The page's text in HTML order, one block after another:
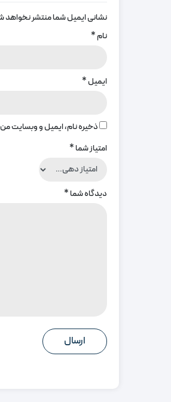
نشانی ایمیل شما منتشر نخواهد
نام*
ایمیل*
ذخیره نام، ایمیل و وبسایت
امتیاز شما*
دیدگاه شما*